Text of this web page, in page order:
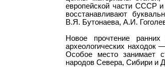
европейской части СССР
восстанавливают
В.Я. Бутонаева, А.И.
Новое прочтение
археологических
Особое место занимает
народов Севера, Сибири и